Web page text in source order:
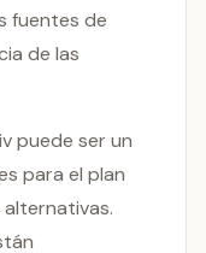
fuentes de
de las
puede ser un
para el plan
alternativas.